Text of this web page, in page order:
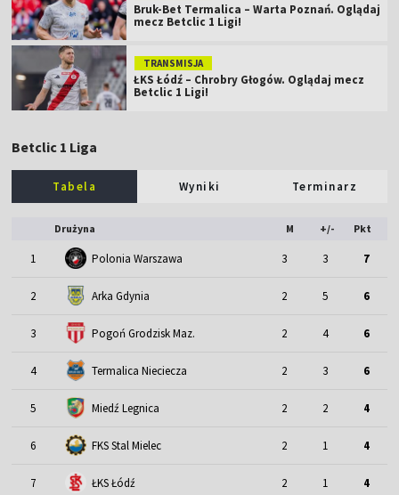
Bruk-Bet Termalica – Warta Poznań. Oglądaj
mecz Betclic 1 Ligi!
TRANSMISJA
ŁKS Łódź – Chrobry Głogów. Oglądaj mecz
Betclic 1 Ligi!
Betclic 1 Liga
Tabela Wyniki Terminarz
Drużyna M +/- Pkt
1 Polonia Warszawa 3 3 7
2 Arka Gdynia 2 5 6
3 Pogoń Grodzisk Maz. 2 4 6
4 Termalica Nieciecza 2 3 6
5 Miedź Legnica 2 2 4
6 FKS Stal Mielec 2 1 4
7 ŁKS Łódź 2 1 4